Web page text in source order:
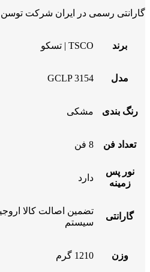
گارانتی رسمی در ایران شرکت
برند TSCO | تسکو
مدل GCLP 3154
رنگ بندی مشکی
تعداد فن 8 فن
نور پس
زمینه
دارد
گارانتی
تضمین اصالت کالا
سیستم
وزن 1210 گرم